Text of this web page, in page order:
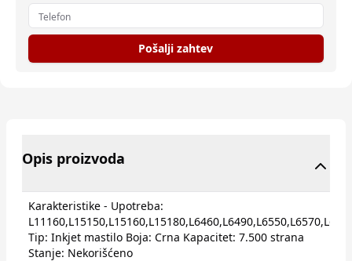
Pošalji zahtev
Opis proizvoda
Karakteristike - Upotreba:
Tip: Inkjet mastilo Boja: Crna Kapacitet: 7.500 strana
Stanje: Nekorišćeno